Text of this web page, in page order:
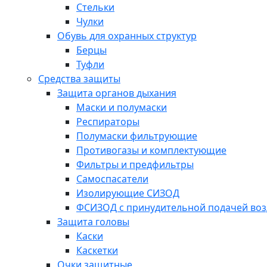
Стельки
Чулки
Обувь для охранных структур
Берцы
Туфли
Средства защиты
Защита органов дыхания
Маски и полумаски
Респираторы
Полумаски фильтрующие
Противогазы и комплектующие
Фильтры и предфильтры
Самоспасатели
Изолирующие СИЗОД
ФСИЗОД с принудительной подачей
Защита головы
Каски
Каскетки